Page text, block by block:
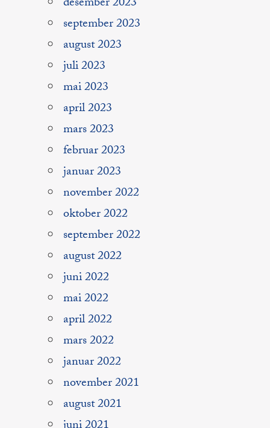
september 2023
august 2023
juli 2023
mai 2023
april 2023
mars 2023
februar 2023
januar 2023
november 2022
oktober 2022
september 2022
august 2022
juni 2022
mai 2022
april 2022
mars 2022
januar 2022
november 2021
august 2021